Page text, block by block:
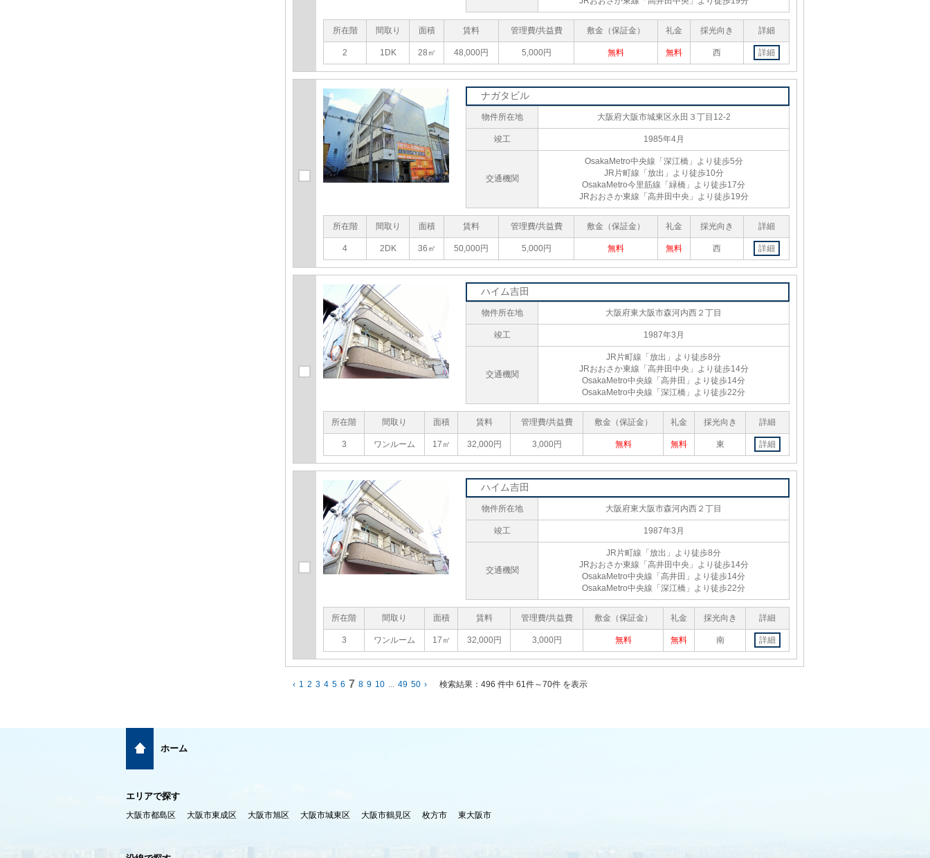
所在階 間取り 面積 賃料 管理費/共益費 敷金（保証金） 礼金 採光向き 詳細
2 1DK 28㎡ 48,000円 5,000円 無料 無料 西 詳細
ナガタビル
物件所在地 大阪府大阪市城東区永田３丁目12-2
竣工 1985年4月
交通機関
OsakaMetro中央線「深江橋」より徒歩5分
JR片町線「放出」より徒歩10分
OsakaMetro今里筋線「緑橋」より徒歩17分
JRおおさか東線「高井田中央」より徒歩19分
所在階 間取り 面積 賃料 管理費/共益費 敷金（保証金） 礼金 採光向き 詳細
4 2DK 36㎡ 50,000円 5,000円 無料 無料 西 詳細
ハイム吉田
物件所在地 大阪府東大阪市森河内西２丁目
竣工 1987年3月
交通機関
JR片町線「放出」より徒歩8分
JRおおさか東線「高井田中央」より徒歩14分
OsakaMetro中央線「高井田」より徒歩14分
OsakaMetro中央線「深江橋」より徒歩22分
所在階 間取り 面積 賃料 管理費/共益費 敷金（保証金） 礼金 採光向き 詳細
3 ワンルーム 17㎡ 32,000円 3,000円 無料 無料 東 詳細
ハイム吉田
物件所在地 大阪府東大阪市森河内西２丁目
竣工 1987年3月
交通機関
JR片町線「放出」より徒歩8分
JRおおさか東線「高井田中央」より徒歩14分
OsakaMetro中央線「高井田」より徒歩14分
OsakaMetro中央線「深江橋」より徒歩22分
所在階 間取り 面積 賃料 管理費/共益費 敷金（保証金） 礼金 採光向き 詳細
3 ワンルーム 17㎡ 32,000円 3,000円 無料 無料 南 詳細
検索結果： 496 件中 61件～70件 を表示
‹ 1 2 3 4 5 6 7 8 9 10 ... 49 50 ›
ホーム
エリアで探す
大阪市都島区 大阪市東成区 大阪市旭区 大阪市城東区 大阪市鶴見区 枚方市 東大阪市